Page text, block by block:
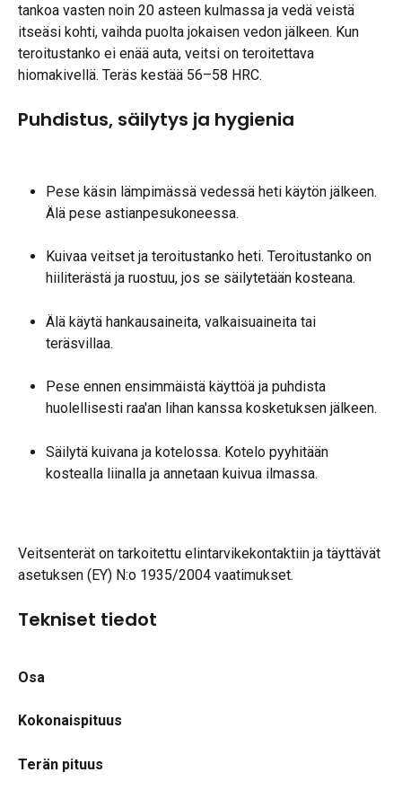
tankoa vasten noin 20 asteen kulmassa ja vedä veistä
itseäsi kohti, vaihda puolta jokaisen vedon jälkeen. Kun
teroitustanko ei enää auta, veitsi on teroitettava
hiomakivellä. Teräs kestää 56–58 HRC.
Puhdistus, säilytys ja hygienia
Pese käsin lämpimässä vedessä heti käytön jälkeen.
Älä pese astianpesukoneessa.
Kuivaa veitset ja teroitustanko heti. Teroitustanko on
hiiliterästä ja ruostuu, jos se säilytetään kosteana.
Älä käytä hankausaineita, valkaisuaineita tai
teräsvillaa.
Pese ennen ensimmäistä käyttöä ja puhdista
huolellisesti raa'an lihan kanssa kosketuksen jälkeen.
Säilytä kuivana ja kotelossa. Kotelo pyyhitään
kostealla liinalla ja annetaan kuivua ilmassa.
Veitsenterät on tarkoitettu elintarvikekontaktiin ja täyttävät
asetuksen (EY) N:o 1935/2004 vaatimukset.
Tekniset tiedot
Osa
Kokonaispituus
Terän pituus